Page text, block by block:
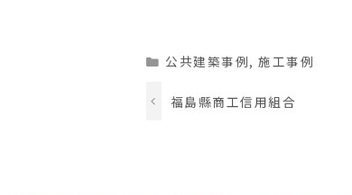
Categories
公共建築事例,施工事例
福島縣商工信用組合